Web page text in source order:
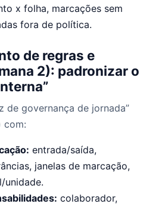
x folha, marcações sem
fora de política.
de regras e
2): padronizar o
de governança de jornada”
com:
entrada/saída,
janelas de marcação,
unidade.
colaborador,